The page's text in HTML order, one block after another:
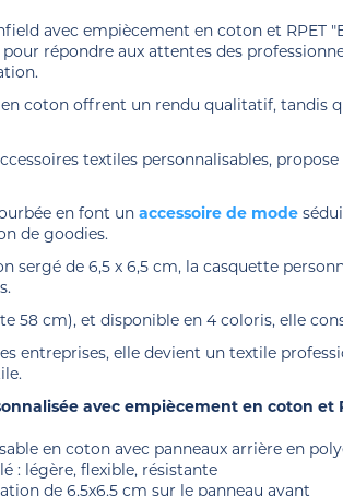
avec empiècement en coton et RPET
répondre aux attentes des
coton offrent un rendu qualitatif, tandis
textiles personnalisables,
en font unaccessoire de mode
de goodies.
sergé de 6,5 x 6,5 cm, la casquette
58 cm), et disponible en 4 coloris, elle
entreprises, elle devient un textile
avec empiècement en coton et
en coton avec panneaux arrière en
: légère, flexible, résistante
de 6,5x6,5 cm sur le panneau avant